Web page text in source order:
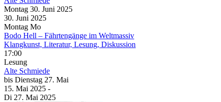
Montag 30. Juni 2025
30. Juni 2025
Montag Mo
Bodo Hell – Fährtengänge im Weltmassiv
Klangkunst, Literatur, Lesung, Diskussion
17:00
Lesung
Alte Schmiede
bis Dienstag 27. Mai
15. Mai 2025 -
Di 27. Mai 2025